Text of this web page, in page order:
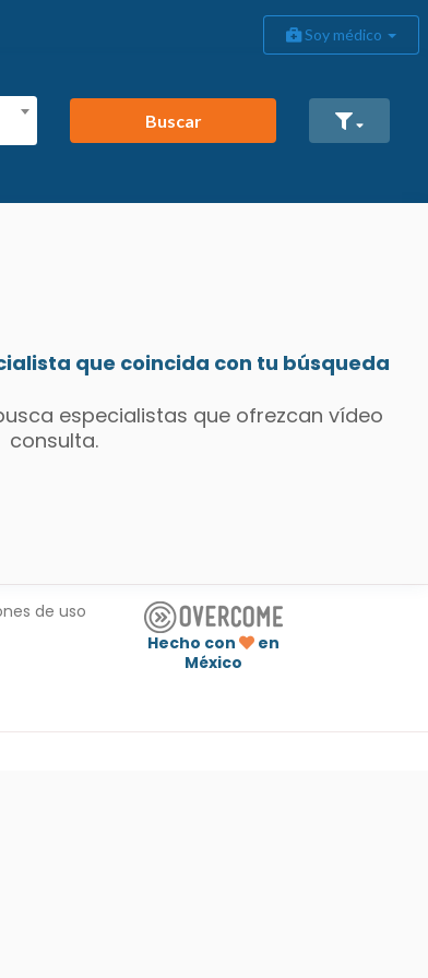
Soy médico
Buscar
que coincida con tu búsqueda
especialistas que ofrezcan vídeo
consulta.
de uso
Hecho con
en
México